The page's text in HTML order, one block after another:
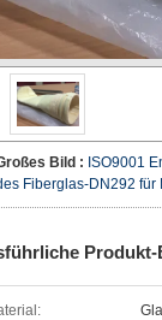
Bild : ISO9001
Fiberglas-DN292 für